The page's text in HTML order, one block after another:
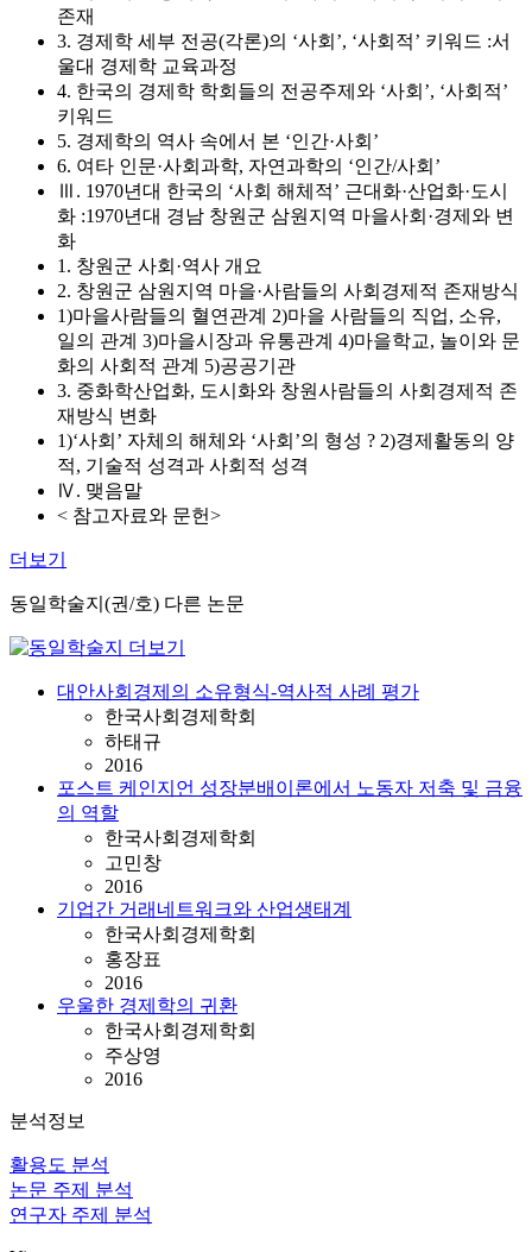
존재
3. 경제학 세부 전공(각론)의 ‘사회’, ‘사회적’ 키워드 :서
울대 경제학 교육과정
4. 한국의 경제학 학회들의 전공주제와 ‘사회’, ‘사회적’
키워드
5. 경제학의 역사 속에서 본 ‘인간·사회’
6. 여타 인문·사회과학, 자연과학의 ‘인간/사회’
Ⅲ. 1970년대 한국의 ‘사회 해체적’ 근대화·산업화·도시
화 :1970년대 경남 창원군 삼원지역 마을사회·경제와 변
화
1. 창원군 사회·역사 개요
2. 창원군 삼원지역 마을·사람들의 사회경제적 존재방식
1)마을사람들의 혈연관계 2)마을 사람들의 직업, 소유,
일의 관계 3)마을시장과 유통관계 4)마을학교, 놀이와 문
화의 사회적 관계 5)공공기관
3. 중화학산업화, 도시화와 창원사람들의 사회경제적 존
재방식 변화
1)‘사회’ 자체의 해체와 ‘사회’의 형성 ? 2)경제활동의 양
적, 기술적 성격과 사회적 성격
Ⅳ. 맺음말
< 참고자료와 문헌>
더보기
동일학술지(권/호) 다른 논문
대안사회경제의 소유형식-역사적 사례 평가
한국사회경제학회
하태규
2016
포스트 케인지언 성장분배이론에서 노동자 저축 및 금융
의 역할
한국사회경제학회
고민창
2016
기업간 거래네트워크와 산업생태계
한국사회경제학회
홍장표
2016
우울한 경제학의 귀환
한국사회경제학회
주상영
2016
분석정보
활용도 분석
논문 주제 분석
연구자 주제 분석